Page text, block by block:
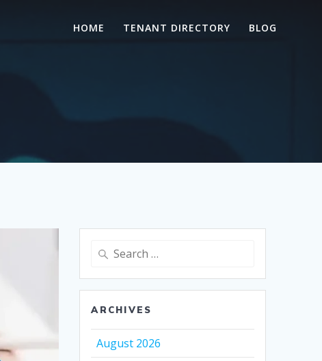
HOME TENANT DIRECTORY BLOG
Search
ARCHIVES
August 2026